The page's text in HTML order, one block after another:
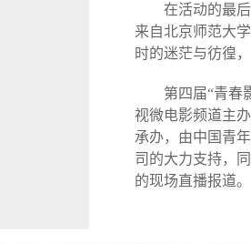
在活动的最后
来自北京师范大
时的迷茫与彷徨
第四届“青春影
视微电影频道主
承办，由中国青
司的大力支持，
的现场直播报道。